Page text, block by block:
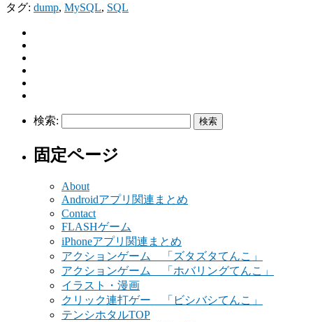
タグ: dump, MySQL, SQL
検索:
固定ページ
About
Androidアプリ関連まとめ
Contact
FLASHゲーム
iPhoneアプリ関連まとめ
アクションゲーム 「ズタズタてんこ」
アクションゲーム 「ホバリングてんこ」
イラスト・漫画
クリック連打ゲー 「ビシバシてんこ」
テンシホタルTOP